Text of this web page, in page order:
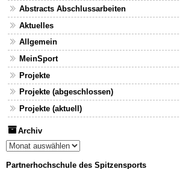
Abstracts Abschlussarbeiten
Aktuelles
Allgemein
MeinSport
Projekte
Projekte (abgeschlossen)
Projekte (aktuell)
Archiv
Archiv
Partnerhochschule des Spitzensports